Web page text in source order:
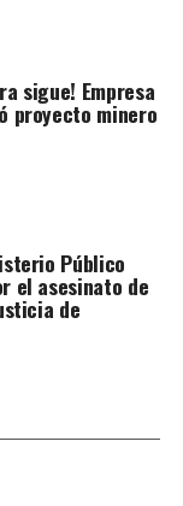
sigue! Empresa
proyecto minero
Público
el asesinato de
de